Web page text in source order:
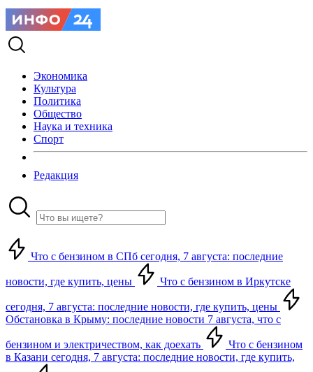
Экономика
Культура
Политика
Общество
Наука и техника
Спорт
Редакция
Что с бензином в СПб сегодня, 7 августа: последние
новости, где купить, цены Что с бензином в Иркутске
сегодня, 7 августа: последние новости, где купить, цены
Обстановка в Крыму: последние новости 7 августа, что с
бензином и электричеством, как доехать
Что с бензином
в Казани сегодня, 7 августа: последние новости, где купить,